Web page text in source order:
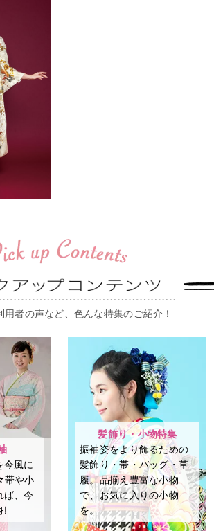
用者の声など、色んな特集のご紹介！
今風に
帯や小
ば、今
!
髪飾り・小物特集
振袖姿をより飾るための
髪飾り・帯・バッグ・草
履。品揃え豊富な小物
で、お気に入りの小物
を。